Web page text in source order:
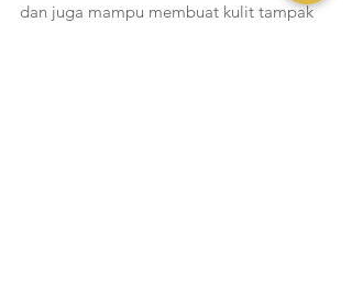
dan juga mampu membuat kulit tampak